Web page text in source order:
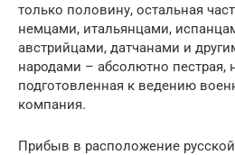
только половину, остальная
немцами, итальянцами,
австрийцами, датчанами и
народами – абсолютно пестрая,
подготовленная к ведению
компания.
Прибыв в расположение